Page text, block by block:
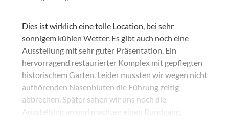
Dies ist wirklich eine tolle Location, bei sehr
sonnigem kühlen Wetter. Es gibt auch noch eine
Ausstellung mit sehr guter Präsentation. Ein
hervorragend restaurierter Komplex mit gepflegten
historischem Garten. Leider mussten wir wegen nicht
aufhörenden Nasenbluten die Führung zeitig
abbrechen. Später sahen wir uns noch die
Ausstellung an und machten einen Rundgang,